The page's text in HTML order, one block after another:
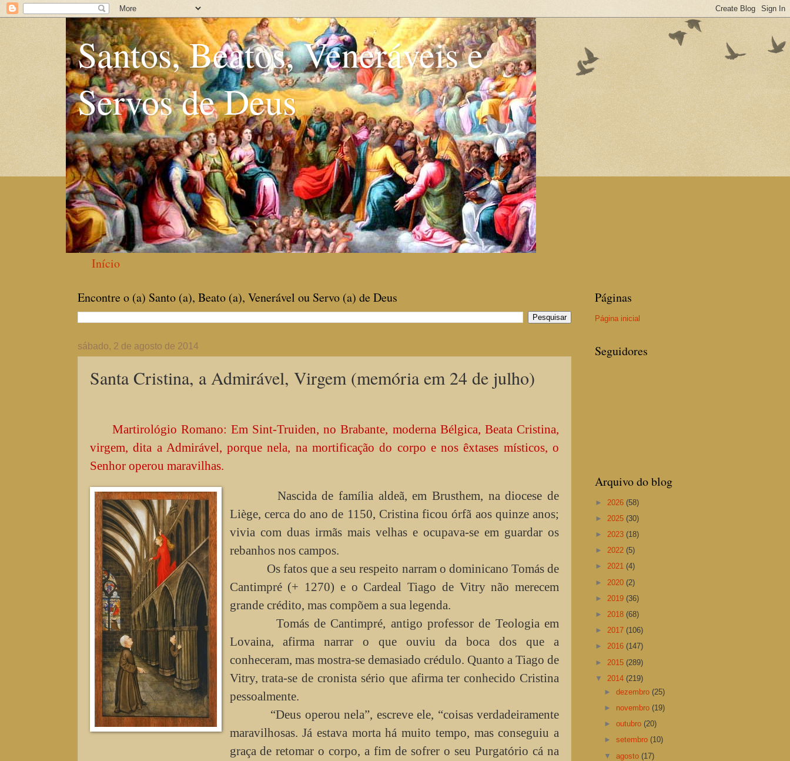
Santos, Beatos, Veneráveis e
Servos de Deus
Início
Encontre o (a) Santo (a), Beato (a), Venerável ou Servo (a) de Deus
sábado, 2 de agosto de 2014
Santa Cristina, a Admirável, Virgem (memória em 24 de julho)
Martirológio Romano: Em Sint-Truiden, no Brabante, moderna Bélgica, Beata Cristina,
virgem, dita a Admirável, porque nela, na mortificação do corpo e nos êxtases místicos, o
Senhor operou maravilhas.
Nascida de família aldeã, em Brusthem, na diocese de
Liège, cerca do ano de 1150, Cristina ficou órfã aos quinze anos;
vivia com duas irmãs mais velhas e ocupava-se em guardar os
rebanhos nos campos.
Os fatos que a seu respeito narram o dominicano Tomás de
Cantimpré (+ 1270) e o Cardeal Tiago de Vitry não merecem
grande crédito, mas compõem a sua legenda.
Tomás de Cantimpré, antigo professor de Teologia em
Lovaina, afirma narrar o que ouviu da boca dos que a
conheceram, mas mostra-se demasiado crédulo. Quanto a Tiago de
Vitry, trata-se de cronista sério que afirma ter conhecido Cristina
pessoalmente.
“Deus operou nela”, escreve ele, “coisas verdadeiramente
maravilhosas. Já estava morta há muito tempo, mas conseguiu a
graça de retomar o corpo, a fim de sofrer o seu Purgatório cá na
Páginas
Página inicial
Seguidores
Arquivo do blog
► 2026 (58)
► 2025 (30)
► 2023 (18)
► 2022 (5)
► 2021 (4)
► 2020 (2)
► 2019 (36)
► 2018 (68)
► 2017 (106)
► 2016 (147)
► 2015 (289)
▼ 2014 (219)
►dezembro(25)
► novembro(19)
►outubro(20)
►setembro(10)
▼agosto(17)